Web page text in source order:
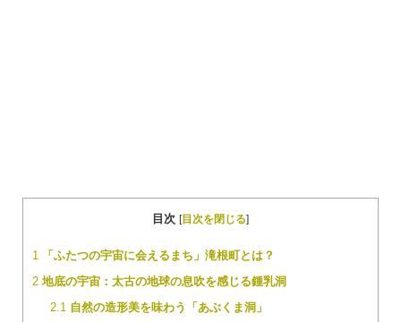
目次 [目次を閉じる]
1「ふたつの宇宙に会えるまち」滝根町とは？
2地底の宇宙：太古の地球の息吹を感じる鍾乳洞
2.1自然の造形美を味わう「あぶくま洞」